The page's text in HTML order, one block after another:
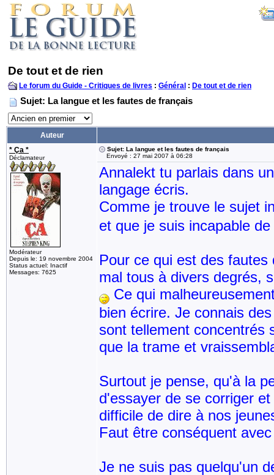
De tout et de rien
Le forum du Guide - Critiques de livres : Général : De tout et de rien
Sujet: La langue et les fautes de français
Auteur
* Ça *
Déclamateur
Modérateur
Depuis le: 19 novembre 2004
Status actuel: Inactif
Messages: 7625
Sujet: La langue et les fautes de français
Envoyé : 27 mai 2007 à 06:28
Annalekt tu parlais dans
langage écris.
Comme je trouve le sujet
et que je suis incapable
Pour ce qui est des
mal tous à divers degrés,
Ce qui
bien écrire. Je connais
sont tellement concentrés
que la trame et
Surtout je pense, qu'à la
d'essayer de se corriger
difficile de dire à nos
Faut être conséquent
Je ne suis pas quelqu'un